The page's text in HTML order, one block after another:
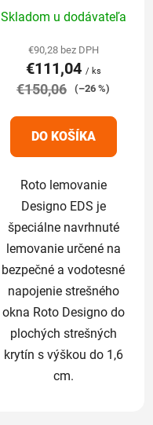
hodnotenie
produktu
je
5,0
5
hviezdičiek.
Skladom u dodávateľa
€90,28 bez DPH
€111,04 / ks
€150,06 (–26 %)
DO KOŠÍKA
Roto lemovanie
Designo EDS je
špeciálne navrhnuté
lemovanie určené na
bezpečné a vodotesné
napojenie strešného
okna Roto Designo do
plochých strešných
krytín s výškou do 1,6
cm.